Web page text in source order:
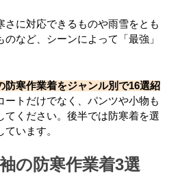
さに対応できるものや雨雪をとも
など、シーンによって「最強」
防寒作業着をジャンル別で16選紹
ートだけでなく、パンツや小物も
てください。後半では防寒着を選
います。
の防寒作業着3選